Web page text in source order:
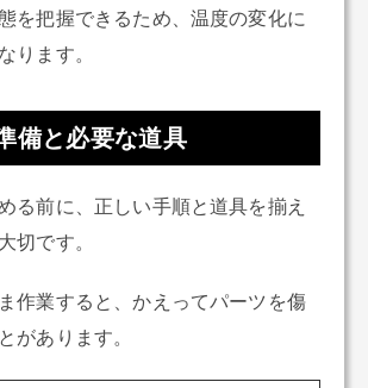
を把握できるため、温度の変化に
ります。
備と必要な道具
る前に、正しい手順と道具を揃え
切です。
作業すると、かえってパーツを傷
があります。